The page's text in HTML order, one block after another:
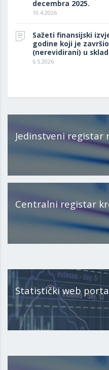
decembra 2025.
10.4.2026
Sažeti finansijski
godine koji je
(nerevidirani) u
6.5.2026
Jedinstveni registar
Centralni registar
Statistički web